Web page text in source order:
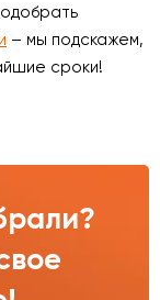
– мы подскажем,
сроки!